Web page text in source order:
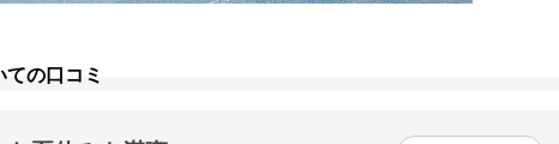
の口コミ